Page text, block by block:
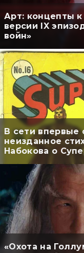
Арт: концепты
версии IX
войн»
В сети впервые
неизданное
Набокова о
перевели
«Охота на